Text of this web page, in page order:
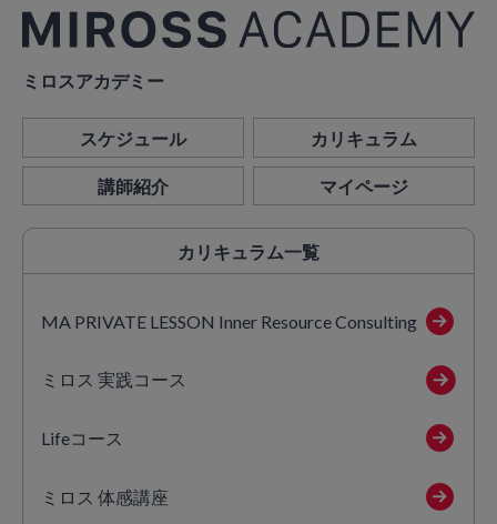
ミロスアカデミー
スケジュール カリキュラム
講師紹介 マイページ
カリキュラム一覧
MA PRIVATE LESSON Inner Resource Consulting
ミロス 実践コース
Lifeコース
ミロス 体感講座